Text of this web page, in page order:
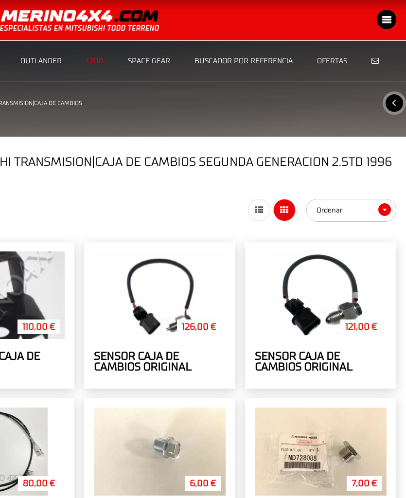
OUTLANDER L200 SPACE GEAR BUSCADOR POR REFERENCIA OFERTAS
DE CAMBIOS
TRANSMISION|CAJA DE CAMBIOS SEGUNDA GENERACION 2.5TD 1996
Ordenar
110,00 €
DE
126,00 €
SENSOR CAJA DE
CAMBIOS ORIGINAL
121,00 €
SENSOR CAJA DE
CAMBIOS ORIGINAL
80,00 € 6,00 € 7,00 €